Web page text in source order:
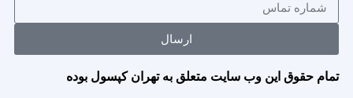
ارسال
تمام حقوق این وب سایت متعلق به تهران کپسول بوده